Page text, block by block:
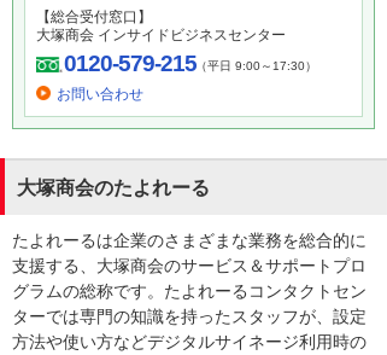
【総合受付窓口】
大塚商会 インサイドビジネスセンター
0120-579-215（平日 9:00～17:30）
お問い合わせ
大塚商会のたよれーる
たよれーるは企業のさまざまな業務を総合的に
支援する、大塚商会のサービス＆サポートプロ
グラムの総称です。たよれーるコンタクトセン
ターでは専門の知識を持ったスタッフが、設定
方法や使い方などデジタルサイネージ利用時の